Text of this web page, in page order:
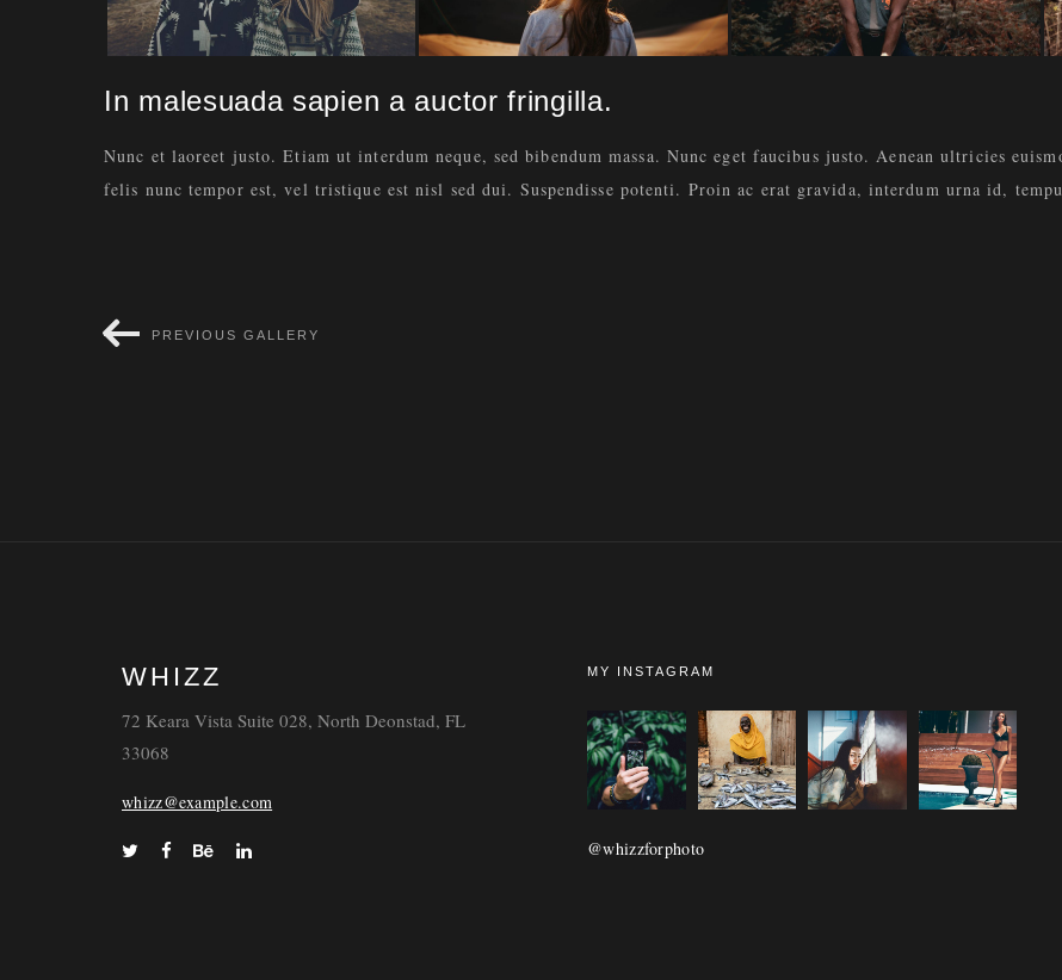
In malesuada sapien a auctor fringilla.
Nunc et laoreet justo. Etiam ut interdum neque, sed bibendum massa. Nunc eget faucibus justo. Aenean ultricies
felis nunc tempor est, vel tristique est nisl sed dui. Suspendisse potenti. Proin ac erat gravida, interdum urna id,
PREVIOUS GALLERY
WHIZZ
72 Keara Vista Suite 028, North Deonstad, FL
33068
whizz@example.com
MY INSTAGRAM
@whizzforphoto